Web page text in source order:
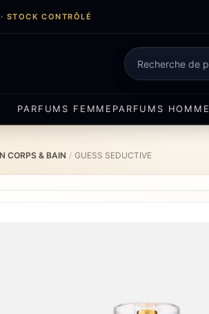
STOCK CONTRÔLÉ
Recherche
de
produits
PARFUMS FEMME PARFUMS HOMME
CORPS & BAIN / GUESS SEDUCTIVE